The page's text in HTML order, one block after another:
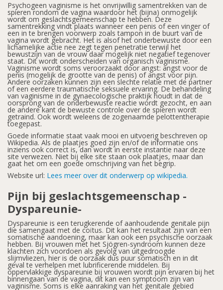
Psychogeen vaginisme is het onvrijwillig samentrekken van de
spieren rondom de vagina waardoor het (bijna) onmogelijk
wordt om geslachtsgemeenschap te hebben. Deze
samentrekking vindt plaats wanneer een penis of een vinger of
een in te brengen voorwerp zoals tampon in de buurt van de
vagina wordt gebracht. Het is alsof het onderbewuste door een
lichamelijke actie nee zegt tegen penetratie terwijl het
bewustzijn van de vrouw daar mogelijk niet negatief tegenover
staat. Dit wordt onderscheiden van organisch vaginisme.
Vaginisme wordt soms veroorzaakt door angst: angst voor de
penis (mogelijk de grootte van de penis) of angst voor pijn.
Andere oorzaken kunnen zijn een slechte relatie met de partner
of een eerdere traumatische seksuele ervaring. De behandeling
van vaginisme in de gynaecologische praktijk houdt in dat de
oorsprong van de onderbewuste reactie wordt gezocht, en aan
de andere kant de bewuste controle over de spieren wordt
getraind. Ook wordt weleens de zogenaamde pelottentherapie
toegepast.
Goede informatie staat vaak mooi en uitvoerig beschreven op
Wikipedia. Als de plaatjes goed zijn en/of de informatie ons
inziens ook correct is, dan wordt in eerste instantie naar deze
site verwezen. Niet bij elke site staan ook plaatjes, maar dan
gaat het om een goede omschrijving van het begrip.
Website url: Lees meer over dit onderwerp op wikipedia.
Pijn bij geslachtsgemeenschap -
Dyspareunie-
Dyspareunie is een terugkerende of aanhoudende genitale pijn
die samengaat met de coïtus. Dit kan het resultaat zijn van een
somatische aandoening, maar kan ook een psychische oorzaak
hebben. Bij vrouwen met het Sjögren-syndroom kunnen deze
klachten zich voordoen als gevolg van uitgedroogde
slijmvliezen, hier is de oorzaak dus puur somatisch en in dit
geval te verhelpen met lubrificerende middelen. Bij
oppervlakkige dyspareunie bij vrouwen wordt pijn ervaren bij het
binnengaan van de vagina, dit kan een symptoom zijn van
vaginisme. Soms is elke aanraking van het genitale gebied